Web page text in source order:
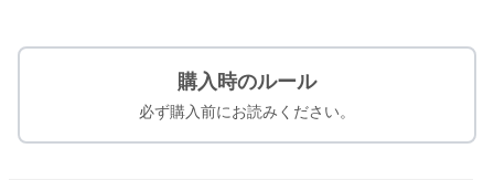
購入時のルール
必ず購入前にお読みください。